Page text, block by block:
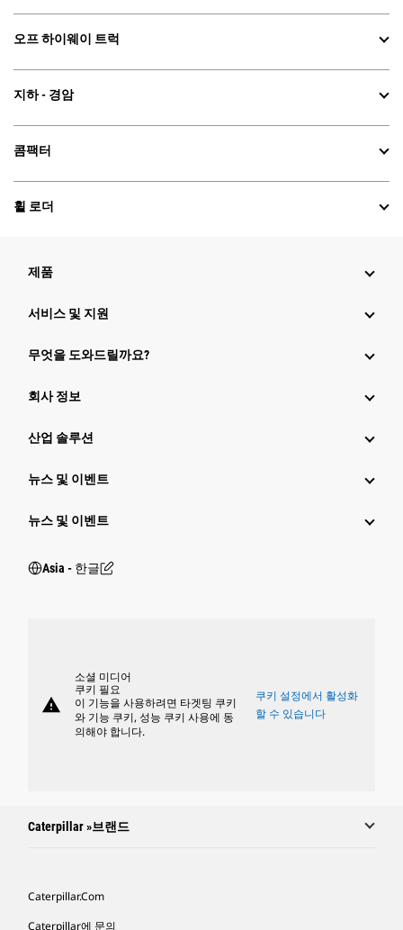
오프 하이웨이 트럭
지하 - 경암
콤팩터
휠 로더
제품
서비스 및 지원
무엇을 도와드릴까요?
회사 정보
산업 솔루션
뉴스 및 이벤트
뉴스 및 이벤트
Asia - 한글
warning
소셜 미디어
쿠키 필요
이 기능을 사용하려면 타겟팅 쿠키
와 기능 쿠키, 성능 쿠키 사용에 동
의해야 합니다.
쿠키 설정에서 활성화
할 수 있습니다
Caterpillar »브랜드
Caterpillar.com
Caterpillar에 문의